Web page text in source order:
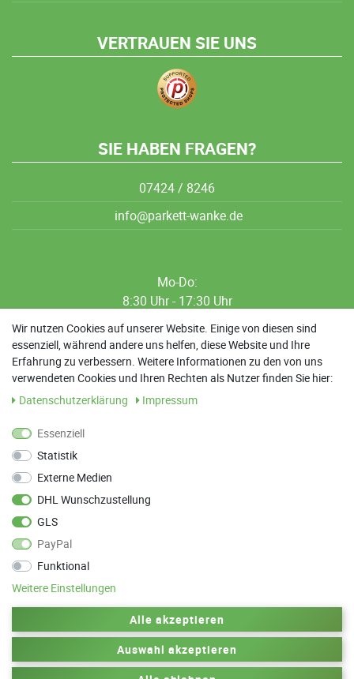
VERTRAUEN SIE UNS
SIE HABEN FRAGEN?
07424 / 8246
info@parkett-wanke.de
Mo-Do:
8:30 Uhr - 17:30 Uhr
8:30 Uhr - 12:00 Uhr
13:00 Uhr - 17:30 Uhr
Sa: 9:00 Uhr - 13:00 Uhr
Parkett Wanke
Zurück zum Anfang
Wir nutzen Cookies auf unserer Website. Einige von diesen sind
essenziell, während andere uns helfen, diese Website und Ihre
Erfahrung zu verbessern. Weitere Informationen zu den von uns
verwendeten Cookies und Ihren Rechten als Nutzer finden Sie hier:
Daten­schutz­erklärung
Impressum
Essenziell
Statistik
Externe Medien
DHL Wunschzustellung
GLS
PayPal
Funktional
Weitere Einstellungen
Alle akzeptieren
Auswahl akzeptieren